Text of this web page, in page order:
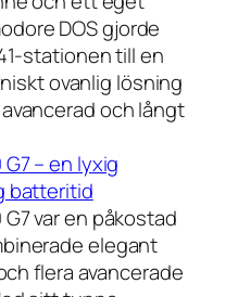
DOS gjorde
stationen till en
ovanlig lösning
och långt
– en lyxig
batteritid
var en påkostad
elegant
flera avancerade